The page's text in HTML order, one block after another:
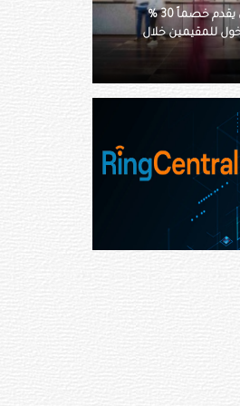
أسيكس تستعرض آفاق رياضة
التنس في دبي عبر فعالية استثنائية
في متحف المستقبل